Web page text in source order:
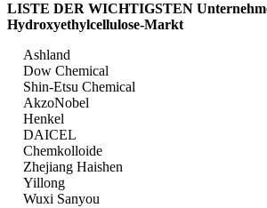
LISTE DER WICHTIGSTEN
Hydroxyethylcellulose-Markt
Ashland
Dow Chemical
Shin-Etsu Chemical
AkzoNobel
Henkel
DAICEL
Chemkolloide
Zhejiang Haishen
Yillong
Wuxi Sanyou